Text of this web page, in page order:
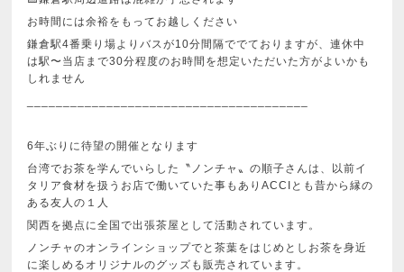
お時間には余裕をもってお越しください
鎌倉駅4番乗り場よりバスが10分間隔ででておりますが、連休中
は駅〜当店まで30分程度のお時間を想定いただいた方がよいかも
しれません
6年ぶりに待望の開催となります
台湾でお茶を学んでいらした〝ノンチャ〟の順子さんは、以前イ
タリア食材を扱うお店で働いていた事もありACCIとも昔から縁の
ある友人の１人
関西を拠点に全国で出張茶屋として活動されています。
ノンチャのオンラインショップでと茶葉をはじめとしお茶を身近
に楽しめるオリジナルのグッズも販売されています。